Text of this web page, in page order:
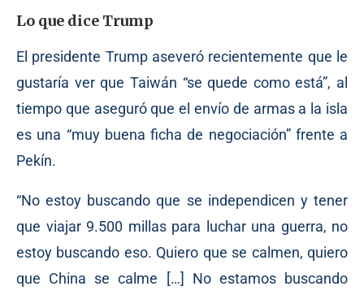
Lo que dice Trump
El presidente Trump aseveró recientemente que le
gustaría ver que Taiwán “se quede como está”, al
tiempo que aseguró que el envío de armas a la isla
es una “muy buena ficha de negociación” frente a
Pekín.
“No estoy buscando que se independicen y tener
que viajar 9.500 millas para luchar una guerra, no
estoy buscando eso. Quiero que se calmen, quiero
que China se calme […] No estamos buscando